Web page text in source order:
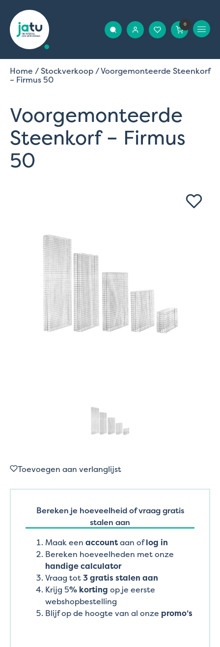
0
Home /Stockverkoop/ Voorgemonteerde Steenkorf
– Firmus 50
Voorgemonteerde
Steenkorf – Firmus
50
Toevoegen aan verlanglijst
Bereken je hoeveelheid of vraag gratis
stalen aan
Maak een accountaan oflog in
Bereken hoeveelheden met onze
handige calculator
Vraag tot3 gratis stalen aan
Krijg 5% korting op je eerste
webshopbestelling
Blijf op de hoogte van al onze promo’s